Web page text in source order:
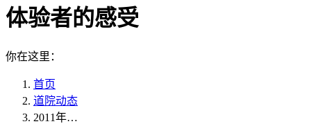
体验者的感受
你在这里：
首页
道院动态
2011年…